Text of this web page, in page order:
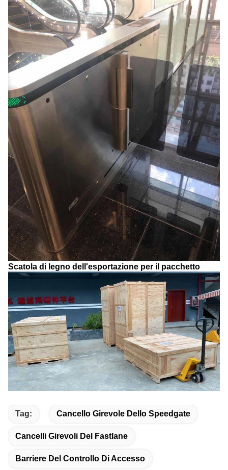
Scatola di legno dell'esportazione per il pacchetto
Tag: Cancello Girevole Dello Speedgate
Cancelli Girevoli Del Fastlane
Barriere Del Controllo Di Accesso